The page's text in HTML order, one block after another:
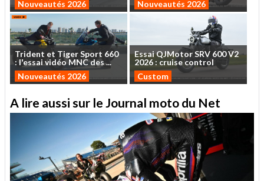
Nouveautés 2026
Nouveautés 2026
Trident et TigerSport 660
: l'essaividéo MNCdes...
Nouveautés 2026
EssaiQJMotorSRV 600V2
2026 : cruise control
Custom
A lire aussi sur le Journal moto du Net